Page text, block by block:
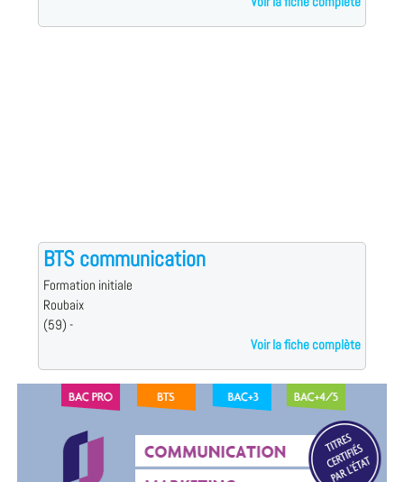
BTS communication
Formation initiale
Roubaix
(59) -
Voir la fiche complète